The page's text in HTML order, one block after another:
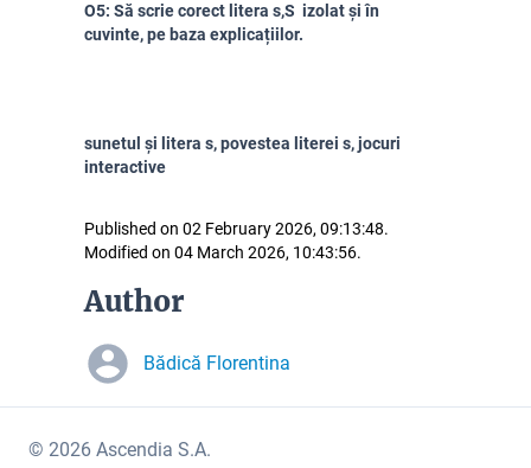
O5: Să scrie corect litera s,S izolat și în
cuvinte, pe baza explicațiilor.
sunetul și litera s, povestea literei s, jocuri
interactive
Published on 02 February 2026, 09:13:48.
Modified on 04 March 2026, 10:43:56.
Author
Bădică Florentina
© 2026 Ascendia S.A.